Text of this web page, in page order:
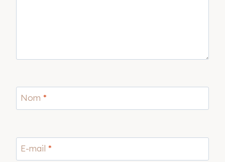
Nom *
E-mail *